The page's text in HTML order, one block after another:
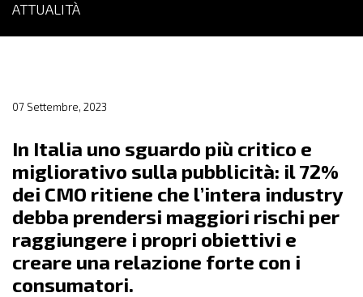
ATTUALITÀ
07 Settembre, 2023
In Italia uno sguardo più critico e
migliorativo sulla pubblicità: il 72%
dei CMO ritiene che l’intera industry
debba prendersi maggiori rischi per
raggiungere i propri obiettivi e
creare una relazione forte con i
consumatori.